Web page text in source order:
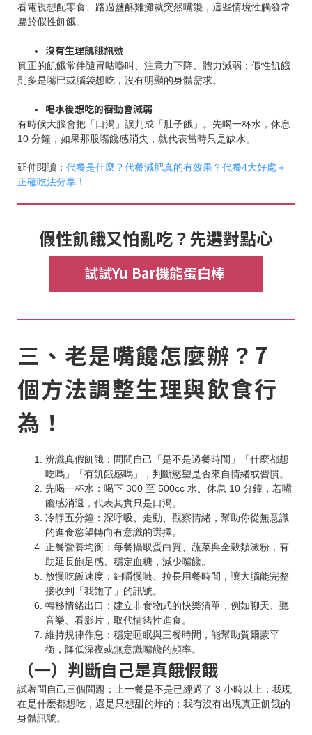
看電視想配零食、路過鹽酥雞攤就突然嘴饞，這些情境性觸發常
屬於假性飢餓。
沒有生理飢餓訊號
真正的飢餓常伴隨胃咕嚕叫、注意力下降、體力減弱；假性飢餓
則多是嘴巴或腦袋想吃，沒有明顯的身體需求。
喝水後想吃的衝動會減弱
有時候大腦會把「口渴」誤判成「肚子餓」。先喝一杯水，休息
10 分鐘，如果那股嘴饞感消失，就代表當時只是缺水。
延伸閱讀： 代餐是什麼？代餐減肥真的有效果？代餐4大好處＋
正確吃法分享！
假性飢餓又怕亂吃？先選對點心
試試Yu Bar機能蛋白棒
三、老是嘴饞怎麼辦？7
個方法調整生理與飲食行
為！
辨識真假飢餓：問問自己「是不是過餐時間」「什麼都想
吃嗎」「有飢餓感嗎」，判斷慾望是否來自情緒或習慣。
先喝一杯水：喝下 300 至 500cc 水、休息 10 分鐘，若嘴
饞感消退，代表其實只是口渴。
冷靜五分鐘：深呼吸、走動、觀察情緒，幫助你從無意識
的進食慾望轉向有意識的選擇。
正餐營養均衡：每餐攝取蛋白質、蔬菜與全穀類澱粉，有
助延長飽足感、穩定血糖，減少嘴饞。
放慢吃飯速度：細嚼慢嚥、拉長用餐時間，讓大腦能完整
接收到「我飽了」的訊號。
轉移情緒出口：建立非食物式的快樂清單，例如聊天、聽
音樂、看影片，取代情緒性進食。
維持規律作息：穩定睡眠與三餐時間，能幫助賀爾蒙平
衡，降低深夜或無意識嘴饞的頻率。
（一）判斷自己是真餓假餓
試著問自己三個問題：上一餐是不是已經過了 3 小時以上；我現
在是什麼都想吃，還是只想甜的炸的；我有沒有出現真正飢餓的
身體訊號。